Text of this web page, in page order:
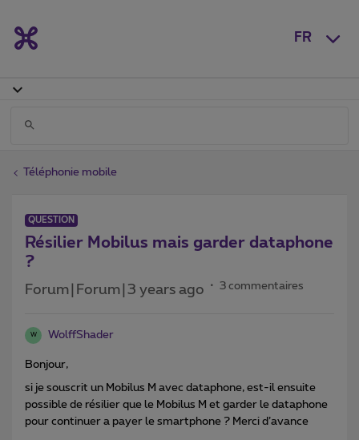
FR
Téléphonie mobile
QUESTION
Résilier Mobilus mais garder dataphone
?
Forum|Forum|3 years ago 3 commentaires
W WolffShader
Bonjour,
si je souscrit un Mobilus M avec dataphone, est-il ensuite
possible de résilier que le Mobilus M et garder le dataphone
pour continuer a payer le smartphone ? Merci d’avance